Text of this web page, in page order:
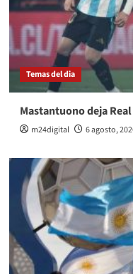
Temas del dia
Mastantuono deja
m24digital 6 agosto,